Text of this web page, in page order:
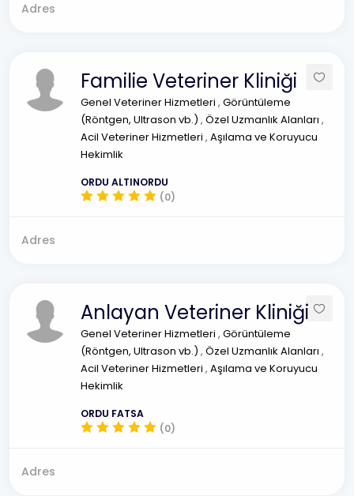
Adres
Familie Veteriner Kliniği
Genel Veteriner Hizmetleri , Görüntüleme
(Röntgen, Ultrason vb.) , Özel Uzmanlık Alanları ,
Acil Veteriner Hizmetleri , Aşılama ve Koruyucu
Hekimlik
ORDU ALTINORDU
(0)
Adres
Anlayan Veteriner Kliniği
Genel Veteriner Hizmetleri , Görüntüleme
(Röntgen, Ultrason vb.) , Özel Uzmanlık Alanları ,
Acil Veteriner Hizmetleri , Aşılama ve Koruyucu
Hekimlik
ORDU FATSA
(0)
Adres